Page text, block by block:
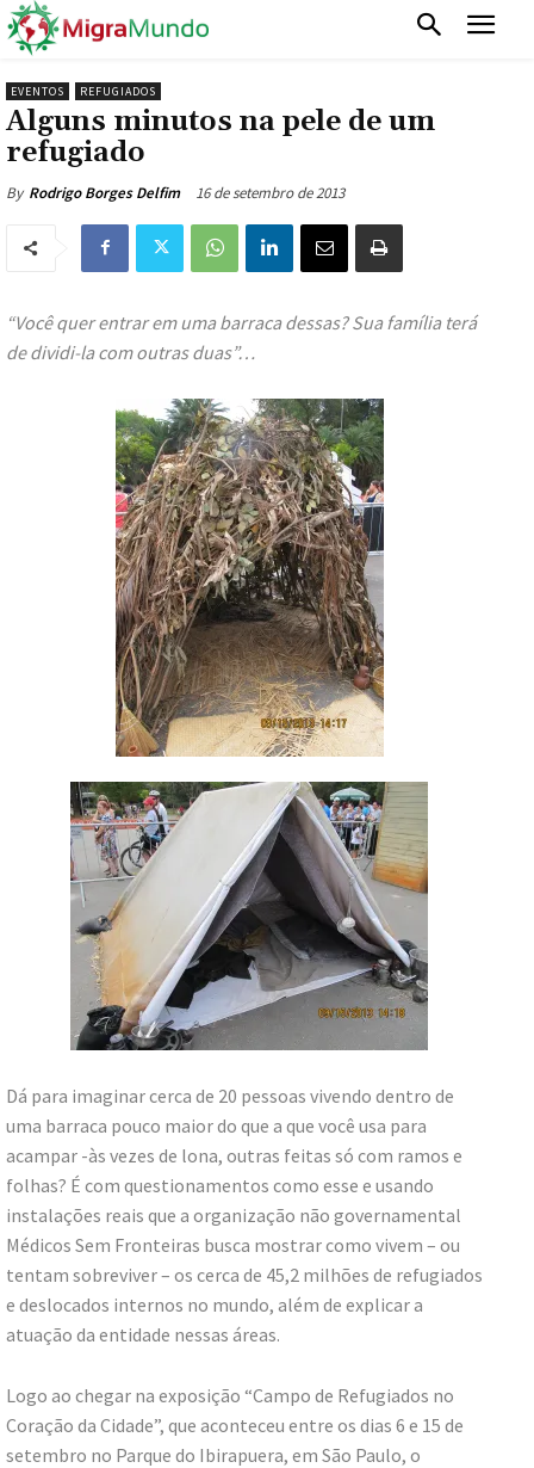
EVENTOS REFUGIADOS
Alguns minutos na pele de um
refugiado
By Rodrigo Borges Delfim 16 de setembro de 2013
“Você quer entrar em uma barraca dessas? Sua família terá
de dividi-la com outras duas”…
Dá para imaginar cerca de 20 pessoas vivendo dentro de
uma barraca pouco maior do que a que você usa para
acampar -às vezes de lona, outras feitas só com ramos e
folhas? É com questionamentos como esse e usando
instalações reais que a organização não governamental
Médicos Sem Fronteiras busca mostrar como vivem – ou
tentam sobreviver – os cerca de 45,2 milhões de refugiados
e deslocados internos no mundo, além de explicar a
atuação da entidade nessas áreas.
Logo ao chegar na exposição “Campo de Refugiados no
Coração da Cidade”, que aconteceu entre os dias 6 e 15 de
setembro no Parque do Ibirapuera, em São Paulo, o